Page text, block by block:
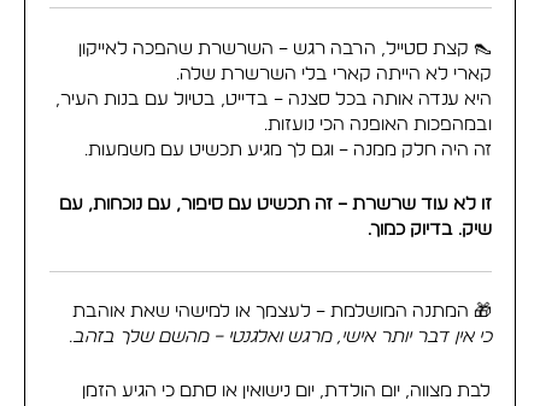
👠 קצת סטייל, הרבה רגש – השרשרת שהפכה לאייקון
קארי לא הייתה קארי בלי השרשרת שלה.
היא ענדה אותה בכל סצנה – בדייט, בטיול עם בנות העיר,
ובמהפכות האופנה הכי נועזות.
זה היה חלק ממנה – וגם לך מגיע תכשיט עם משמעות.
זו לא עוד שרשרת – זה תכשיט עם סיפור, עם נוכחות, עם
שיק. בדיוק כמוך.
🎁 המתנה המושלמת – לעצמך או למישהי שאת אוהבת
כי אין דבר יותר אישי, מרגש ואלגנטי – מהשם שלך בזהב.
לבת מצווה, יום הולדת, יום נישואין או סתם כי הגיע הזמן